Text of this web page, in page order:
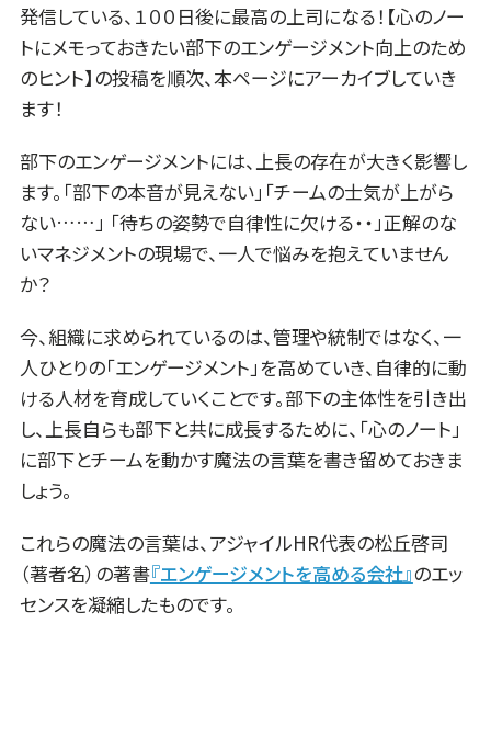
発信している、１００日後に最高の上司になる！【心のノー
トにメモっておきたい部下のエンゲージメント向上のため
のヒント】の投稿を順次、本ページにアーカイブしていき
ます！
部下のエンゲージメントには、上長の存在が大きく影響し
ます。「部下の本音が見えない」「チームの士気が上がら
ない……」 「待ちの姿勢で自律性に欠ける・・」正解のな
いマネジメントの現場で、一人で悩みを抱えていません
か？
今、組織に求められているのは、管理や統制ではなく、一
人ひとりの「エンゲージメント」を高めていき、自律的に動
ける人材を育成していくことです。部下の主体性を引き出
し、上長自らも部下と共に成長するために、「心のノート」
に部下とチームを動かす魔法の言葉を書き留めておきま
しょう。
これらの魔法の言葉は、アジャイルHR代表の松丘啓司
（著者名）の著書『エンゲージメントを高める会社』のエッ
センスを凝縮したものです。